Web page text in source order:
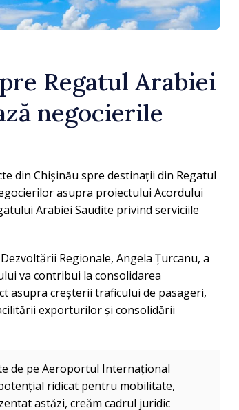
Regatul Arabiei
negocierile
din Chișinău spre destinații din Regatul
asupra proiectului Acordului
Arabiei Saudite privind serviciile
Regionale, Angela Țurcanu, a
va contribui la consolidarea
asupra creșterii traficului de pasageri,
exporturilor și consolidării
de pe Aeroportul Internațional
ridicat pentru mobilitate,
astăzi, creăm cadrul juridic